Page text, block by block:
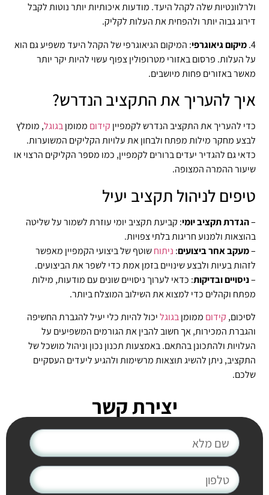
ולרלוונטיות שלה לקהל היעד. מודעות איכותיות יותר נוטות לקבל
דירוג גבוה יותר ולהפחית את העלות לקליק.
4. מיקום גיאוגרפי: המיקום הגיאוגרפי של הקהל היעד משפיע גם הוא
על העלות. פרסום באזורי מטרופולין צפוף עשוי להיות יקר יותר
מאשר באזורים פחות מיושבים.
איך להעריך את התקציב הנדרש?
כדי להעריך את התקציב הנדרש לקמפיין קידום ממומןבגוגל, מומלץ
לבצע מחקר מילות מפתח ולבחון את עלויות הקליקים המשוערות.
כדאי גם להגדיר יעדים ברורים לקמפיין, כמו מספר הקליקים הרצוי או
שיעור ההמרה המצופה.
טיפים לניהול תקציב יעיל
–הגדרת תקציב יומי: קביעת תקציב יומי עוזרת לשמור על שליטה
בהוצאות ולמנוע חריגות בלתי צפויות.
–מעקב אחר ביצועים: ניתוחשוטף של ביצועי הקמפיין מאפשר
לזהות בעיות ולבצע שינויים בזמן אמת כדי לשפר את הביצועים.
–ניסויים ובדיקות: כדאי לערוך ניסויים שונים עם מודעות, מילות
מפתח וקהלים כדי למצוא את השילוב המוצלח ביותר.
לסיכום, קידום ממומןבגוגליכול להיות כלי יעיל להגברת החשיפה
והגברת המכירות, אך חשוב להבין את הגורמים המשפיעים על
העלויות ולהתכונן בהתאם. באמצעות תכנון נכון וניהול מושכל של
התקציב, ניתן להשיג תוצאות מרשימות ולהגיע ליעדים העסקיים
שלכם.
יצירת קשר